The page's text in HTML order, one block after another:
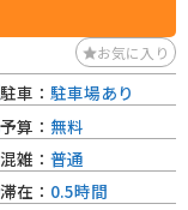
訪れています。
お気に入り
駐車： 駐車場あり
予算： 無料
混雑： 普通
滞在： 0.5時間